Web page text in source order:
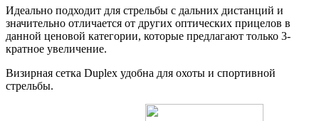
Идеально подходит для стрельбы с дальних дистанций и
значительно отличается от других оптических прицелов в
данной ценовой категории, которые предлагают только 3-
кратное увеличение.
Визирная сетка Duplex удобна для охоты и спортивной
стрельбы.